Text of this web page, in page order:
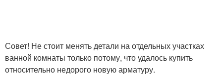
Совет! Не стоит менять детали на отдельных участках
ванной комнаты только потому, что удалось купить
относительно недорого новую арматуру.